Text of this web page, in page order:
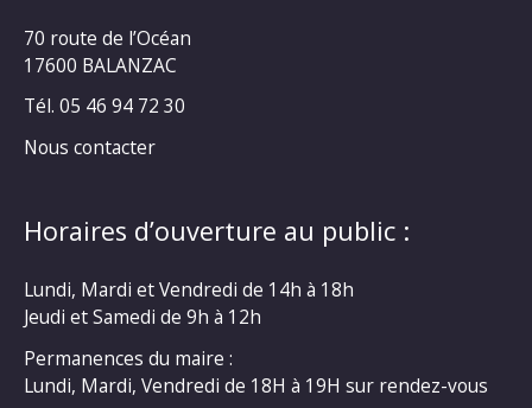
70 route de l’Océan
17600 BALANZAC
Tél. 05 46 94 72 30
Nous contacter
Horaires d’ouverture au public :
Lundi, Mardi et Vendredi de 14h à 18h
Jeudi et Samedi de 9h à 12h
Permanences du maire :
Lundi, Mardi, Vendredi de 18H à 19H sur rendez-vous